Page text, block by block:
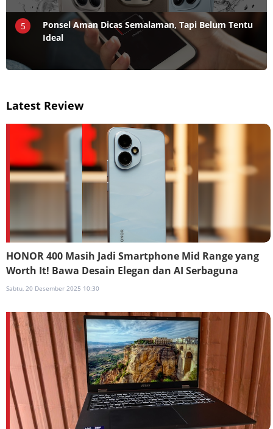
5
Ponsel Aman Dicas Semalaman, Tapi Belum Tentu
Ideal
Latest Review
HONOR 400 Masih Jadi Smartphone Mid Range yang
Worth It! Bawa Desain Elegan dan AI Serbaguna
Sabtu, 20 Desember 2025 10:30